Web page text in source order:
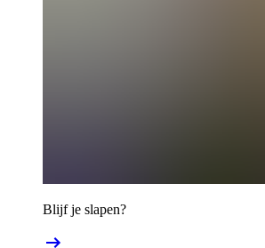
Blijf je slapen?